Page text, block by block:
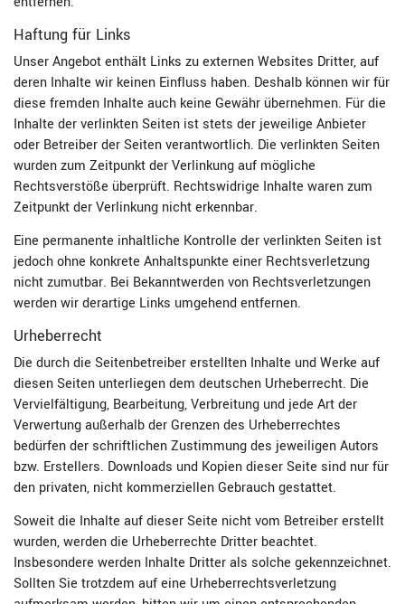
Haftung für Links
Unser Angebot enthält Links zu externen Websites Dritter, auf
deren Inhalte wir keinen Einfluss haben. Deshalb können wir für
diese fremden Inhalte auch keine Gewähr übernehmen. Für die
Inhalte der verlinkten Seiten ist stets der jeweilige Anbieter
oder Betreiber der Seiten verantwortlich. Die verlinkten Seiten
wurden zum Zeitpunkt der Verlinkung auf mögliche
Rechtsverstöße überprüft. Rechtswidrige Inhalte waren zum
Zeitpunkt der Verlinkung nicht erkennbar.
Eine permanente inhaltliche Kontrolle der verlinkten Seiten ist
jedoch ohne konkrete Anhaltspunkte einer Rechtsverletzung
nicht zumutbar. Bei Bekanntwerden von Rechtsverletzungen
werden wir derartige Links umgehend entfernen.
Urheberrecht
Die durch die Seitenbetreiber erstellten Inhalte und Werke auf
diesen Seiten unterliegen dem deutschen Urheberrecht. Die
Vervielfältigung, Bearbeitung, Verbreitung und jede Art der
Verwertung außerhalb der Grenzen des Urheberrechtes
bedürfen der schriftlichen Zustimmung des jeweiligen Autors
bzw. Erstellers. Downloads und Kopien dieser Seite sind nur für
den privaten, nicht kommerziellen Gebrauch gestattet.
Soweit die Inhalte auf dieser Seite nicht vom Betreiber erstellt
wurden, werden die Urheberrechte Dritter beachtet.
Insbesondere werden Inhalte Dritter als solche gekennzeichnet.
Sollten Sie trotzdem auf eine Urheberrechtsverletzung